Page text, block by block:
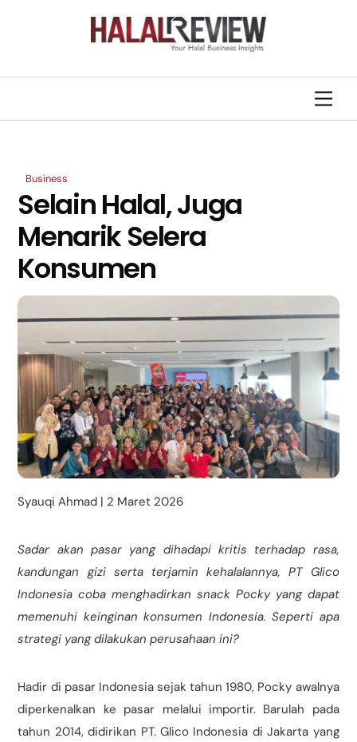
Selain Halal, Juga
Menarik Selera
Konsumen
Business
Syauqi Ahmad | 2 Maret 2026
Sadar akan pasar yang dihadapi kritis terhadap rasa,
kandungan gizi serta terjamin kehalalannya, PT Glico
Indonesia coba menghadirkan snack Pocky yang dapat
memenuhi keinginan konsumen Indonesia. Seperti apa
strategi yang dilakukan perusahaan ini?
Hadir di pasar Indonesia sejak tahun 1980, Pocky awalnya
diperkenalkan ke pasar melalui importir. Barulah pada
tahun 2014, didirikan PT. Glico Indonesia di Jakarta yang
To
Top